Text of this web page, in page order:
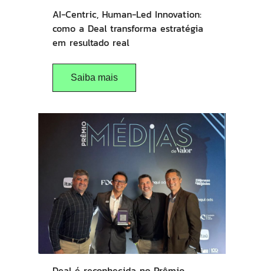
AI-Centric, Human-Led Innovation:
como a Deal transforma estratégia
em resultado real
Saiba mais